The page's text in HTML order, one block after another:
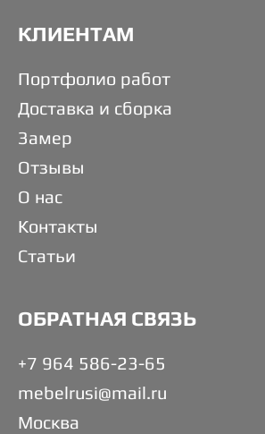
КЛИЕНТАМ
Портфолио работ
Доставка и сборка
Замер
Отзывы
О нас
Контакты
Статьи
ОБРАТНАЯ СВЯЗЬ
+7 964 586-23-65
mebelrusi@mail.ru
Москва